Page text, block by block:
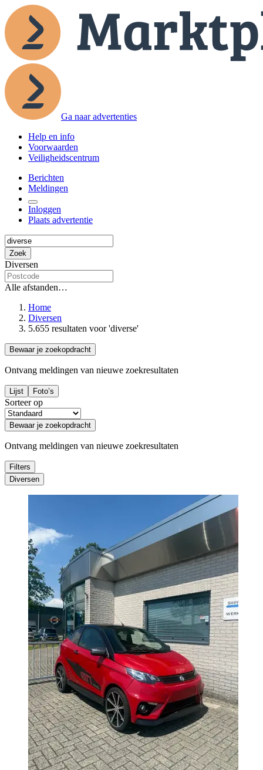
Ga naar advertenties
Help en info
Voorwaarden
Veiligheidscentrum
Berichten
Meldingen
Inloggen
Plaats advertentie
Zoek
Diversen
Alle afstanden…
Home
Diversen
5.655 resultaten voor 'diverse'
Bewaar je zoekopdracht
Ontvang meldingen van nieuwe zoekresultaten
Lijst Foto’s
Sorteer op
Bewaar je zoekopdracht
Ontvang meldingen van nieuwe zoekresultaten
Filters
Diversen